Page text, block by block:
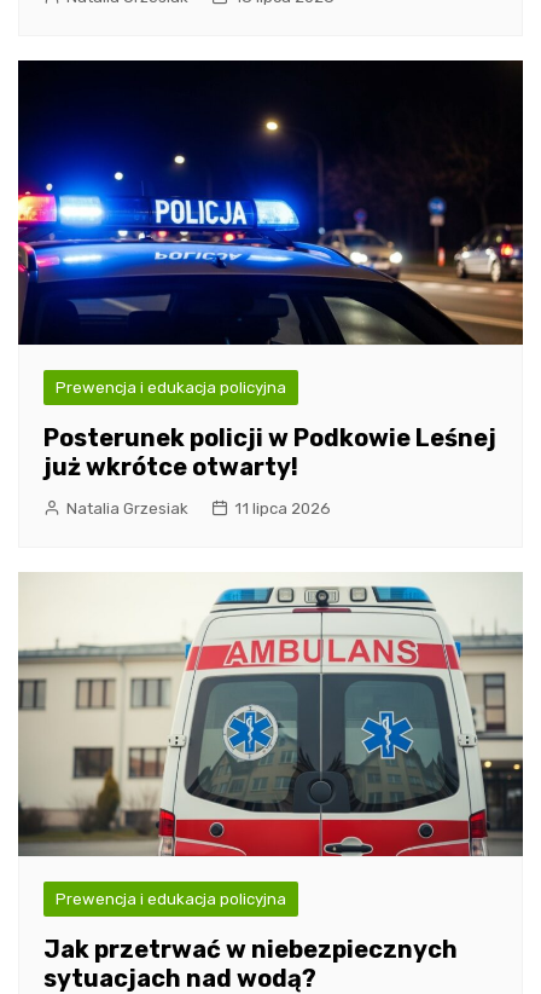
Prewencja i edukacja policyjna
Posterunek policji w Podkowie Leśnej
już wkrótce otwarty!
Natalia Grzesiak 11 lipca 2026
Prewencja i edukacja policyjna
Jak przetrwać w niebezpiecznych
sytuacjach nad wodą?